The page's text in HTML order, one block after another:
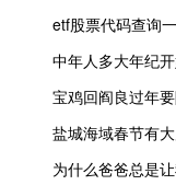
etf股票代码查询
中年人多大年纪
宝鸡回阎良过年
盐城海域春节有
为什么爸爸总是